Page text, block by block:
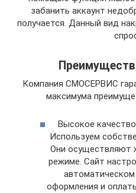
забанить аккаунт
получается. Данный вид
Компания СМОСЕРВИС
максимума
Высокое
Используем
Они осуществляют
режиме. Сайт
оформления и